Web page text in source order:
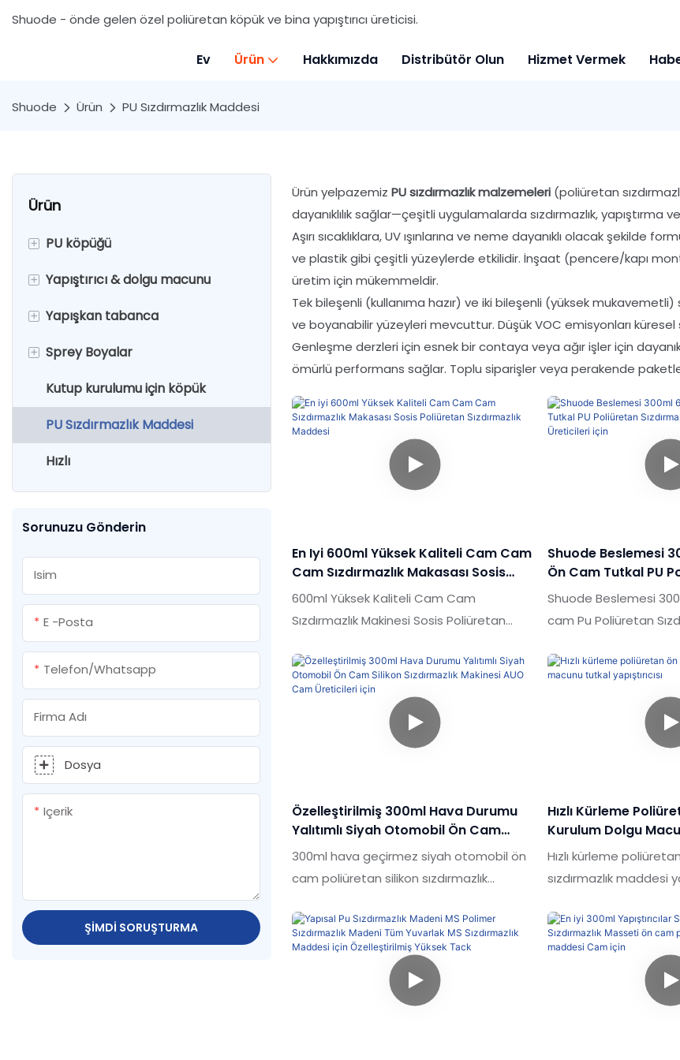
Shuode - önde gelen özel poliüretan köpük ve bina yapıştırıcı üreticisi.
Ev Ürün Hakkımızda Distribütör Olun Hizmet Vermek
Shuode Ürün PU Sızdırmazlık Maddesi
Ürün
+ PU köpüğü
Çok Amaçlı PU Köpük
Genişletilebilir PU köpüğü
Yangın Geciktirici PU köpüğü
Köpük temizleyici
PU köpüğü yapıştırıcı
PU PU köpüğü
+ Yapıştırıcı & dolgu macunu
İki bileşenli epoksi yapıştırıcı
Silikon sızdırmazlık
Sıvı çivi
Akrilik sızdırmazlık
+ Yapışkan tabanca
Kalafat silahı
Köpük tabancası
Epoksi tabancası
+ Sprey Boyalar
Su bazlı çiçek renk değiştiren
sprey
Su bazlı kapı sprey boyası
Kutup kurulumu için köpük
PU Sızdırmazlık Maddesi
Hızlı
Sorunuzu Gönderin
Isim
E -posta
Telefon/whatsapp
Firma Adı
Dosya
Içerik
ŞIMDI SORUŞTURMA
Ürün yelpazemizPU sızdırmazlık malzemeleri (poliüretan
dayanıklılık sağlar—çeşitli uygulamalarda sızdırmazlık, yapıştırma
Aşırı sıcaklıklara, UV ışınlarına ve neme dayanıklı olacak
ve plastik gibi çeşitli yüzeylerde etkilidir. İnşaat (pencere/kapı
üretim için mükemmeldir.
Tek bileşenli (kullanıma hazır) ve iki bileşenli (yüksek
ve boyanabilir yüzeyleri mevcuttur. Düşük VOC emisyonları küresel
Genleşme derzleri için esnek bir contaya veya ağır işler için
ömürlü performans sağlar. Toplu siparişler veya perakende
En Iyi 600ml Yüksek Kaliteli Cam Cam
Cam Sızdırmazlık Makasası Sosis
Poliüretan Sızdırmazlık Maddesi
600ml Yüksek Kaliteli Cam Cam
Sızdırmazlık Makinesi Sosis Poliüretan
ürünlerle karşılaştırıldığında, performans,
kalite, görünüm vb. Açısından eşsiz
olağanüstü avantajlara sahiptir ve
piyasada iyi bir üne sahiptir. 600ml yüksek
kaliteli otomatik cam sızdırmazlık
ihtiyaçlarınıza göre özelleştirilebilir
Shuode Beslemesi
Ön Cam Tutkal PU
Sızdırmazlık
Shuode Beslemesi
cam Pu Poliüretan
piyasadaki benzer
karşılaştırıldığında,
görünüm vb.
avantajlara sahiptir ve
üne sahiptir. SHUOD
ihtiyaçlarınıza göre
Özelleştirilmiş 300ml Hava Durumu
Yalıtımlı Siyah Otomobil Ön Cam
Silikon Sızdırmazlık Makinesi AUO
Cam Üreticileri Için
300ml hava geçirmez siyah otomobil ön
cam poliüretan silikon sızdırmazlık
ürünlerle karşılaştırıldığında, performans,
kalite, görünüm vb. Açısından eşsiz
olağanüstü avantajlara sahiptir ve
piyasada iyi bir üne sahiptir.Shuode
geçmiş ürünlerin kusurlarını özetler ve
Hızlı Kürleme
Kurulum Dolgu
Yapıştırıcısı
Hızlı kürleme
sızdırmazlık maddesi
karşılaştırıldığında,
görünüm vb.
avantajlara sahiptir ve
üne sahiptir.Shuode,
kusurlarını özetler ve